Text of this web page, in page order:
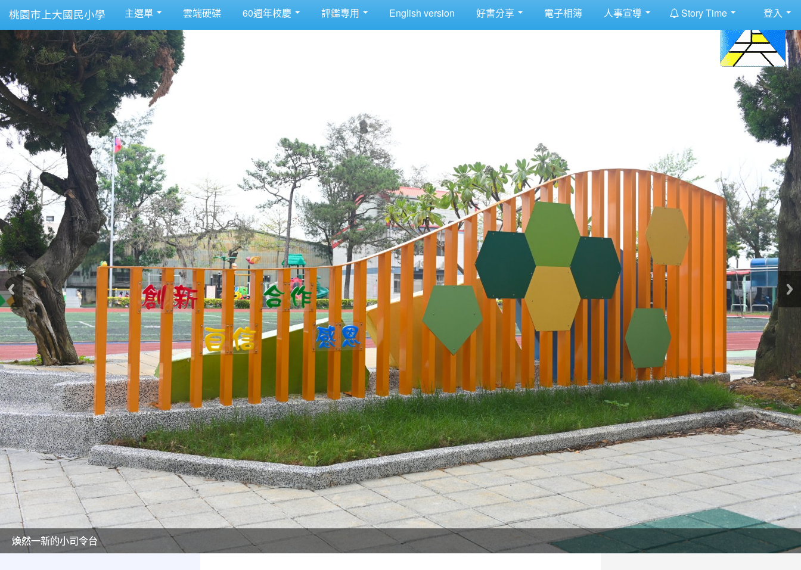
桃園市上大國民小學 主選單 雲端硬碟 60週年校慶 評鑑專用 English version 好書分享 電子相簿 人事宣導 Story Time 登入
美麗的操場是我們活力的來源
美麗的操場是我們活力的來源
煥然一新的小司令台
煥然一新的小司令台
富含桃園埤塘田園風光意象的中廊
富含桃園埤塘田園風光意象的中廊
嶄新的中庭廣場
嶄新的中庭廣場
水生池生生不息
水生池生生不息